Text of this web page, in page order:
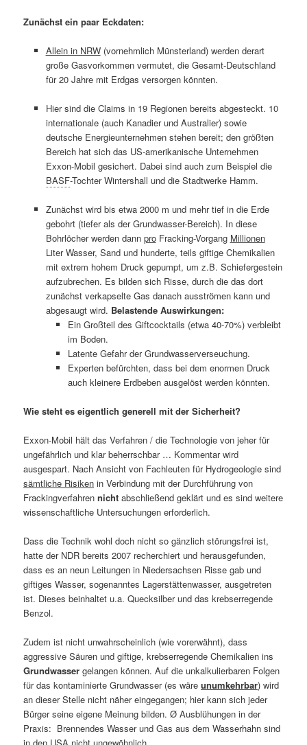
Zunächst ein paar Eckdaten:
Allein in NRW(vornehmlich Münsterland) werden derart
große Gasvorkommen vermutet, die Gesamt-Deutschland
für 20 Jahre mit Erdgas versorgen könnten.
Hier sind die Claims in 19 Regionen bereits abgesteckt. 10
internationale (auch Kanadier und Australier) sowie
deutsche Energieunternehmen stehen bereit; den größten
Bereich hat sich das US-amerikanische Unternehmen
Exxon-Mobil gesichert. Dabei sind auch zum Beispiel die
BASF-Tochter Wintershall und die Stadtwerke Hamm.
Zunächst wird bis etwa 2000 m und mehr tief in die Erde
gebohrt (tiefer als der Grundwasser-Bereich). In diese
Bohrlöcher werden dann proFracking-Vorgang Millionen
Liter Wasser, Sand und hunderte, teils giftige Chemikalien
mit extrem hohem Druck gepumpt, um z.B. Schiefergestein
aufzubrechen. Es bilden sich Risse, durch die das dort
zunächst verkapselte Gas danach ausströmen kann und
abgesaugt wird. Belastende Auswirkungen:
Ein Großteil des Giftcocktails (etwa 40-70%) verbleibt
im Boden.
Latente Gefahr der Grundwasserverseuchung.
Experten befürchten, dass bei dem enormen Druck
auch kleinere Erdbeben ausgelöst werden könnten.
Wie steht es eigentlich generell mit der Sicherheit?
Exxon-Mobil hält das Verfahren / die Technologie von jeher für
ungefährlich und klar beherrschbar … Kommentar wird
ausgespart. Nach Ansicht von Fachleuten für Hydrogeologie sind
sämtliche Risiken in Verbindung mit der Durchführung von
Frackingverfahrennicht abschließend geklärt und es sind weitere
wissenschaftliche Untersuchungen erforderlich.
Dass die Technik wohl doch nicht so gänzlich störungsfrei ist,
hatte der NDR bereits 2007 recherchiert und herausgefunden,
dass es an neun Leitungen in Niedersachsen Risse gab und
giftiges Wasser, sogenanntes Lagerstättenwasser, ausgetreten
ist. Dieses beinhaltet u.a. Quecksilber und das krebserregende
Benzol.
Zudem ist nicht unwahrscheinlich (wie vorerwähnt), dass
aggressive Säuren und giftige, krebserregende Chemikalien ins
Grundwasser gelangen können. Auf die unkalkulierbaren Folgen
für das kontaminierte Grundwasser (es wäreunumkehrbar) wird
an dieser Stelle nicht näher eingegangen; hier kann sich jeder
Bürger seine eigene Meinung bilden. Ø Ausblühungen in der
Praxis: Brennendes Wasser und Gas aus dem Wasserhahn sind